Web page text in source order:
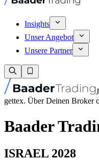
Insights
Unser Angebot
Unsere Partner
gettex. Über Deinen Broker
Baader
ISRAEL 2028